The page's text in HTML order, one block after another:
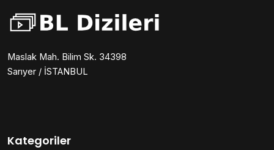
Maslak Mah. Bilim Sk. 34398
Sarıyer / İSTANBUL
Kategoriler